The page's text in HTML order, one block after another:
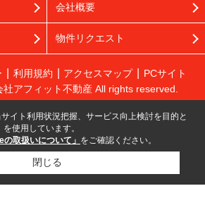
会社概要
物件リクエスト
利用規約 アクセスマップ
PCサイト
アフィット不動産 All rights reserved.
イト利用状況把握、サービス向上検討を目的と
使用しています。
の取扱いについて」 をご確認ください。
閉じる